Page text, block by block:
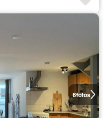
6fotos